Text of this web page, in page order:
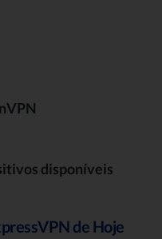
disponíveis
de Hoje